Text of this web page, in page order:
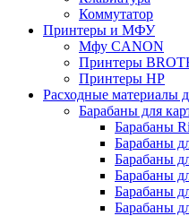
Коммутатор
Принтеры и МФУ
Мфу CANON
Принтеры
Принтеры HP
Расходные материалы
Барабаны для
Барабаны
Барабаны
Барабаны
Барабаны
Барабаны
Барабаны